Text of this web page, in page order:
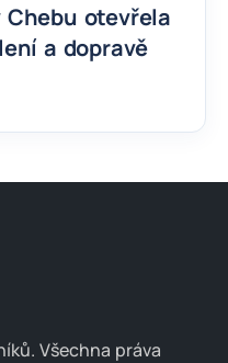
otevřela
a dopravě
Všechna práva